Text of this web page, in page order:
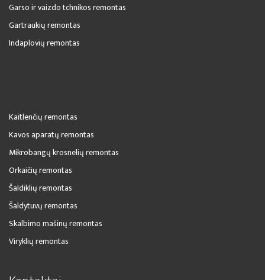
Garso ir vaizdo tchnikos remontas
Gartraukių remontas
Indaplovių remontas
Kaitlenčių remontas
Kavos aparatų remontas
Mikrobangų krosnelių remontas
Orkaičių remontas
Šaldiklių remontas
Šaldytuvų remontas
Skalbimo mašinų remontas
Viryklių remontas